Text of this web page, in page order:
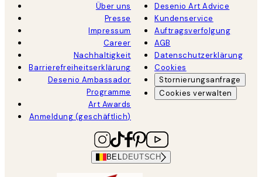
Über uns
Presse
Impressum
Career
Nachhaltigkeit
Barrierefreiheitserklärung
Desenio Ambassador
Programme
Art Awards
Anmeldung (geschäftlich)
Desenio Art Advice
Kundenservice
Auftragsverfolgung
AGB
Datenschutzerklärung
Cookies
Stornierungsanfrage
Cookies verwalten
BEL DEUTSCH